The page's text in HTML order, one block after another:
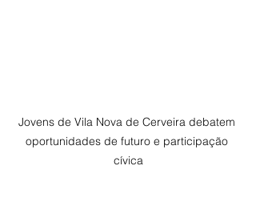
Jovens de Vila Nova de Cerveira debatem
oportunidades de futuro e participação
cívica